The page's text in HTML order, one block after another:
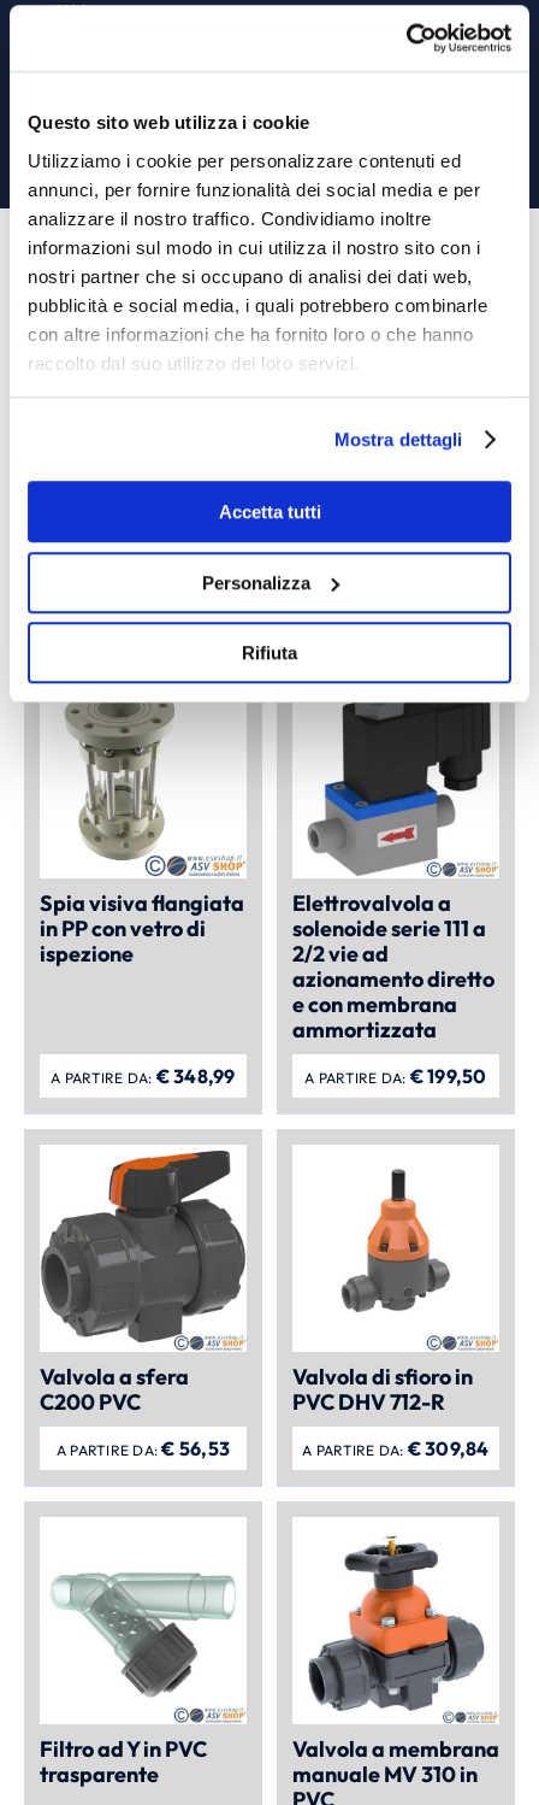
Questo sito web utilizza i cookie
Utilizziamo i cookie per personalizzare contenuti ed
annunci, per fornire funzionalità dei social media e per
analizzare il nostro traffico. Condividiamo inoltre
informazioni sul modo in cui utilizza il nostro sito con i
nostri partner che si occupano di analisi dei dati web,
pubblicità e social media, i quali potrebbero combinarle
con altre informazioni che ha fornito loro o che hanno
raccolto dal suo utilizzo dei loro servizi.
Mostra dettagli
Accetta tutti
Personalizza
Rifiuta
V4A
Valvola a membrana
Chiusa
Valvola a farfalla in
PVC Serie ECO
Spia visiva flangiata
in PP con vetro di
ispezione
A PARTIRE DA: €348,99
Elettrovalvola a
solenoide serie 111 a
2/2 vie ad
azionamento diretto
e con membrana
ammortizzata
A PARTIRE DA: €199,50
Valvola a sfera
C200 PVC
A PARTIRE DA:€ 56,53
Valvola di sfioro in
PVC DHV 712-R
A PARTIRE DA: €309,84
Filtro ad Y in PVC
trasparente
Valvola a membrana
manuale MV 310 in